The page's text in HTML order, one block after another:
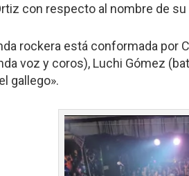
con respecto al nombre de
rockera está conformada por
voz y coros), Luchi Gómez
gallego».